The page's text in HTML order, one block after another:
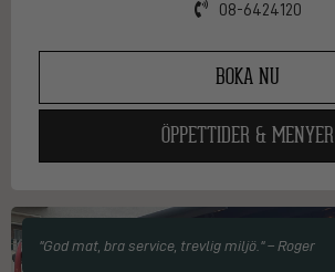
08-6424120
BOKA NU
ÖPPETTIDER & MENYER
"God mat, bra service, trevlig miljö." – Roger